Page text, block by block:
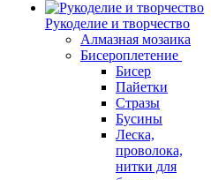
Рукоделие и творчество
Алмазная мозаика
Бисероплетение
Бисер
Пайетки
Стразы
Бусины
Леска,
проволока,
нитки для